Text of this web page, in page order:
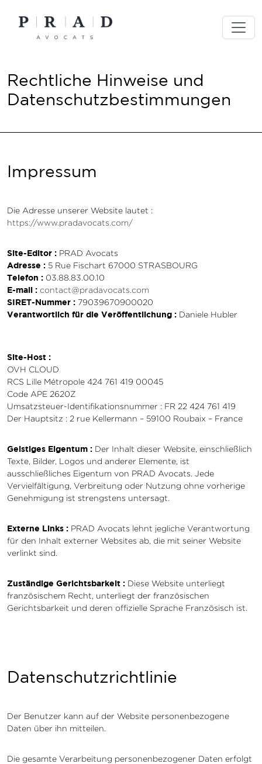
content
Rechtliche Hinweise und
Datenschutzbestimmungen
Impressum
Die Adresse unserer Website lautet :
https://www.pradavocats.com/
Site-Editor : PRAD Avocats
Adresse : 5 Rue Fischart 67000 STRASBOURG
Telefon : 03.88.83.00.10
E-mail : contact@pradavocats.com
SIRET-Nummer : 79039670900020
Verantwortlich für die Veröffentlichung : Daniele Hubler
Site-Host :
OVH CLOUD
RCS Lille Métropole 424 761 419 00045
Code APE 2620Z
Umsatzsteuer-Identifikationsnummer : FR 22 424 761 419
Der Hauptsitz : 2 rue Kellermann – 59100 Roubaix – France
Geistiges Eigentum : Der Inhalt dieser Website, einschließlich
Texte, Bilder, Logos und anderer Elemente, ist
ausschließliches Eigentum von PRAD Avocats. Jede
Vervielfältigung, Verbreitung oder Nutzung ohne vorherige
Genehmigung ist strengstens untersagt.
Externe Links : PRAD Avocats lehnt jegliche Verantwortung
für den Inhalt externer Websites ab, die mit seiner Website
verlinkt sind.
Zuständige Gerichtsbarkeit : Diese Website unterliegt
französischem Recht, unterliegt der französischen
Gerichtsbarkeit und deren offizielle Sprache Französisch ist.
Datenschutzrichtlinie
Der Benutzer kann auf der Website personenbezogene
Daten über ihn mitteilen.
Die gesamte Verarbeitung personenbezogener Daten erfolgt